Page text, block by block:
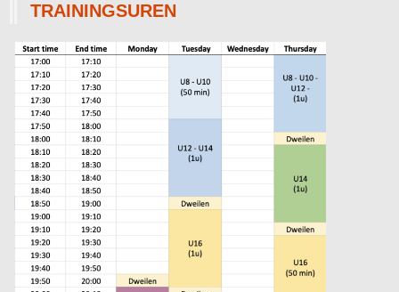
TRAININGSUREN